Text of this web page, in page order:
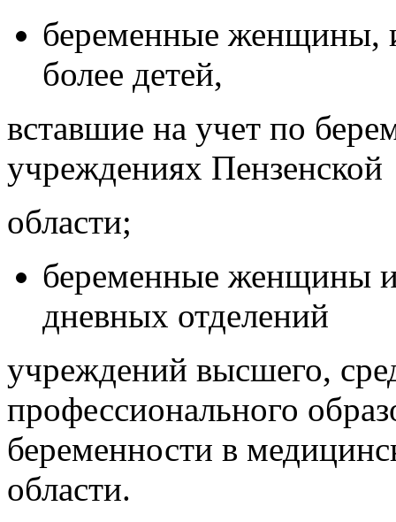
беременные женщины,
более детей,
вставшие на учет по
учреждениях Пензенской
области;
беременные женщины
дневных отделений
учреждений высшего,
профессионального
беременности в
области.